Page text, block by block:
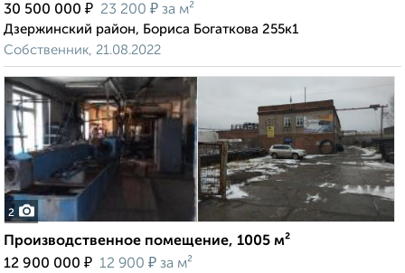
30 500 000 ₽ 23 200 ₽ за м²
Дзержинский район, Бориса Богаткова 255к1
Собственник, 21.08.2022
2
Производственное помещение, 1005 м²
12 900 000 ₽ 12 900 ₽ за м²